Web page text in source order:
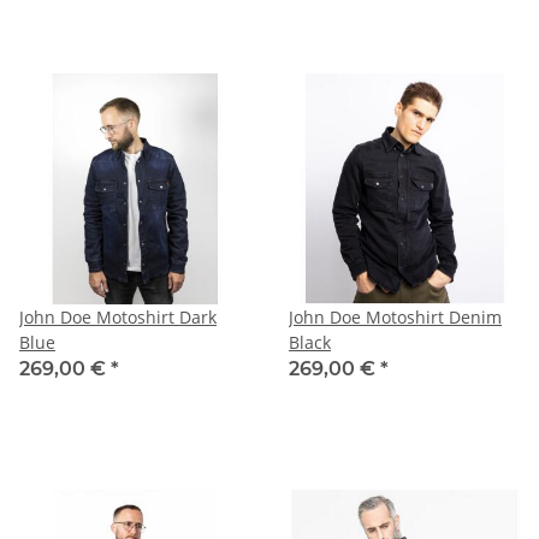
John Doe Motoshirt Dark
Blue
269,00 € *
John Doe Motoshirt Denim
Black
269,00 € *